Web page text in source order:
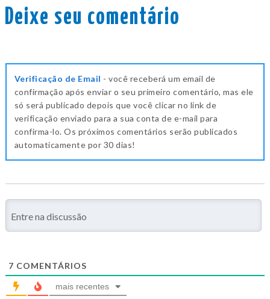
Deixe seu comentário
Verificação de Email - você receberá um email de
confirmação após enviar o seu primeiro comentário, mas ele
só será publicado depois que você clicar no link de
verificação enviado para a sua conta de e-mail para
confirma-lo. Os próximos comentários serão publicados
automaticamente por 30 dias!
7 COMENTÁRIOS
mais recentes